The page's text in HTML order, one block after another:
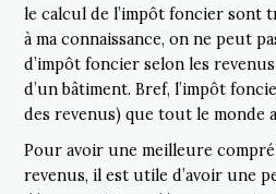
le calcul de l’impôt foncier sont
à ma connaissance, on ne peut
d’impôt foncier selon les
d’un bâtiment. Bref, l’impôt
des revenus) que tout le monde
Pour avoir une meilleure
revenus, il est utile d’avoir une